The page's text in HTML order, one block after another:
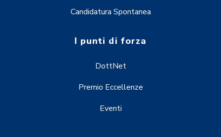
Candidatura Spontanea
I punti di forza
DottNet
Premio Eccellenze
Eventi